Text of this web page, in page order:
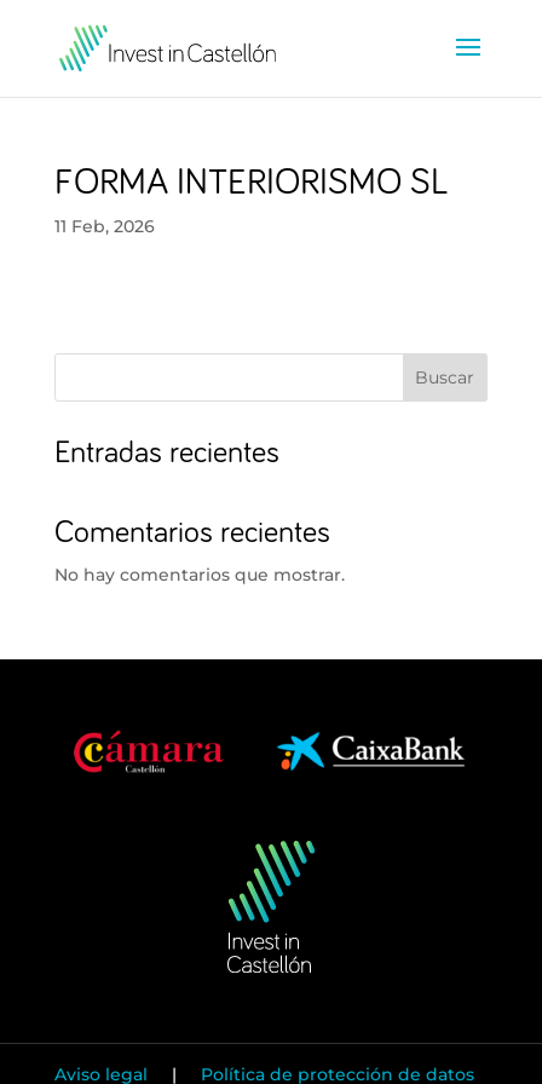
FORMA INTERIORISMO SL
11 Feb, 2026
Buscar
Entradas recientes
Comentarios recientes
No hay comentarios que mostrar.
Aviso legal | Política de protección de datos